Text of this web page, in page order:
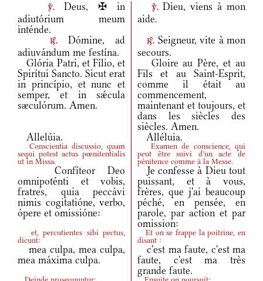
v.Deus, ✠ in
adiutórium meum
inténde.
v.Dieu, viens à mon
aide.
r.Dómine, ad
adiuvándum me festína.
r. Seigneur, vite à mon
secours.
Glória Patri, et Fílio, et
Spirítui Sancto. Sicut erat
in princípio, et nunc et
semper, et in sǽcula
sæculórum. Amen.
Gloire au Père, et au
Fils et au Saint-Esprit,
comme il était au
commencement,
maintenant et toujours, et
dans les siècles des
siècles. Amen.
Allelúia.
Alléluia.
Conscientia discussio, quam
sequi potest actus pœnitentialis
ut in Missa.
Examen de conscience, qui
peut être suivi d'un acte de
pénitence comme à la Messe.
Confíteor Deo
omnipoténti et vobis,
fratres, quia peccávi
nimis cogitatióne, verbo,
ópere et omissióne:
Je confesse à Dieu tout
puissant, et à vous,
frères, que j'ai beaucoup
péché, en pensée, en
parole, par action et par
omission:
et, percutientes sibi pectus,
dicunt:
Et on se frappe la poitrine, en
disant :
mea culpa, mea culpa,
mea máxima culpa.
c'est ma faute, c'est ma
faute, c'est ma très
grande faute.